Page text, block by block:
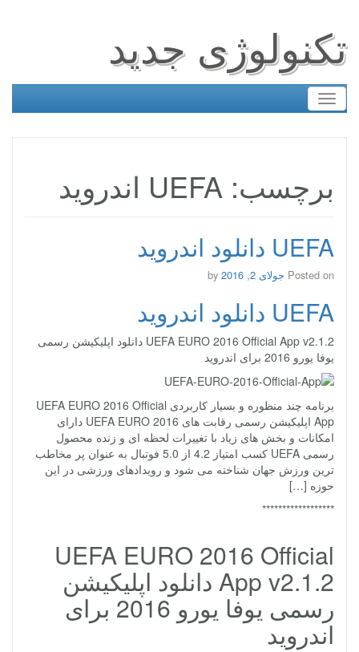
تکنولوژی جدید
Toggle
navigation
برچسب: UEFA اندروید
UEFA دانلود اندروید
Posted on جولای 2, 2016
UEFA دانلود اندروید
UEFA EURO 2016 Official App v2.1.2 دانلود اپلیکیشن رسمی
یوفا یورو 2016 برای اندروید
برنامه چند منظوره و بسیار کاربردی UEFA EURO 2016 Official
App اپلیکیشن رسمی رقابت های UEFA EURO 2016 دارای
امکانات و بخش های زیاد با تغییرات لحظه ای و زنده محصول
رسمی UEFA کسب امتیاز 4.2 از 5.0 فوتبال به عنوان پر مخاطب
ترین ورزش جهان شناخته می شود و رویدادهای ورزشی در این
حوزه […]
******************
UEFA EURO 2016 Official
App v2.1.2 دانلود اپلیکیشن
رسمی یوفا یورو 2016 برای
اندروید